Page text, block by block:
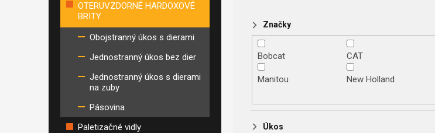
OTERUVZDORNÉ HARDOXOVÉ
BRITY
Obojstranný úkos s dierami
Jednostranný úkos bez dier
Jednostranný úkos s dierami
na zuby
Pásovina
Paletizačné vidly
Značky
Bobcat CAT
Manitou New Holland
Úkos